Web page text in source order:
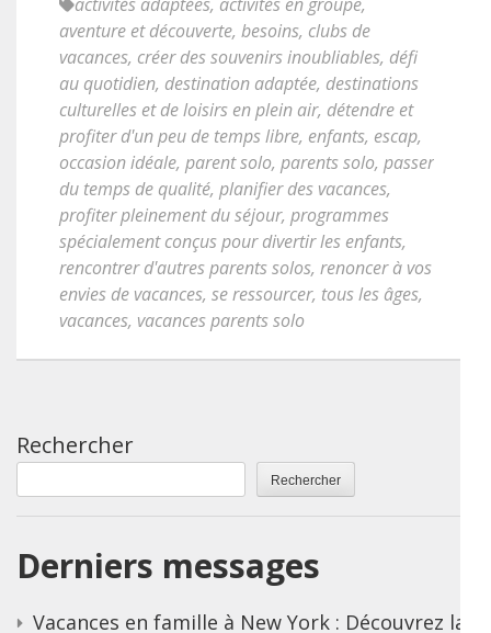
aventure et découverte, besoins, clubs de
vacances, créer des souvenirs inoubliables, défi
au quotidien, destination adaptée, destinations
culturelles et de loisirs en plein air, détendre et
profiter d'un peu de temps libre, enfants, escap,
occasion idéale, parent solo, parents solo, passer
du temps de qualité, planifier des vacances,
profiter pleinement du séjour, programmes
spécialement conçus pour divertir les enfants,
rencontrer d'autres parents solos, renoncer à vos
envies de vacances, se ressourcer, tous les âges,
vacances, vacances parents solo
Rechercher
Rechercher
Derniers messages
Vacances en famille à New York : Découvrez la